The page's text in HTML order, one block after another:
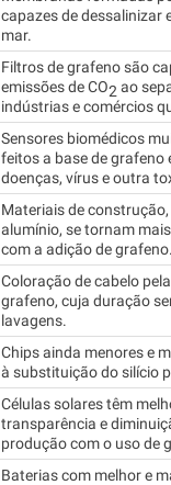
capazes de dessalinizar
mar.
Filtros de grafeno são
emissões de CO2 ao
indústrias e comércios
Sensores biomédicos
feitos a base de grafeno
doenças, vírus e outra
Materiais de
alumínio, se tornam
com a adição de grafeno.
Coloração de cabelo
grafeno, cuja duração
lavagens.
Chips ainda menores e
à substituição do silício
Células solares têm
transparência e
produção com o uso de
Baterias com melhor e